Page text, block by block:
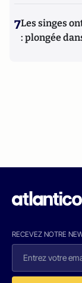
7Les singes
: plongée
RECEVEZ NOTRE